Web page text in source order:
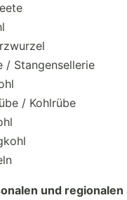
/ Stangensellerie
/ Kohlrübe
und regionalen